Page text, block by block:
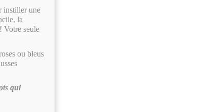
instiller une
la
Votre seule
ou bleus
qui